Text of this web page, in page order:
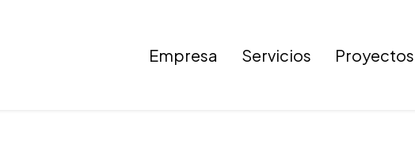
Empresa Servicios Proyectos